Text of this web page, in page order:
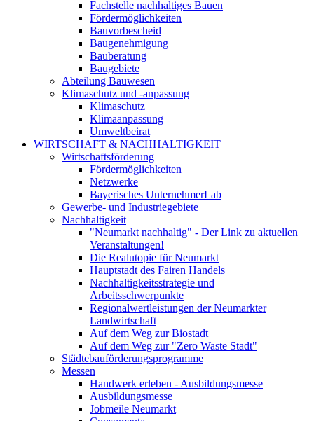
Fachstelle nachhaltiges Bauen
Fördermöglichkeiten
Bauvorbescheid
Baugenehmigung
Bauberatung
Baugebiete
Abteilung Bauwesen
Klimaschutz und -anpassung
Klimaschutz
Klimaanpassung
Umweltbeirat
WIRTSCHAFT & NACHHALTIGKEIT
Wirtschaftsförderung
Fördermöglichkeiten
Netzwerke
Bayerisches UnternehmerLab
Gewerbe- und Industriegebiete
Nachhaltigkeit
"Neumarkt nachhaltig" - Der Link zu aktuellen
Veranstaltungen!
Die Realutopie für Neumarkt
Hauptstadt des Fairen Handels
Nachhaltigkeitsstrategie und
Arbeitsschwerpunkte
Regionalwertleistungen der Neumarkter
Landwirtschaft
Auf dem Weg zur Biostadt
Auf dem Weg zur "Zero Waste Stadt"
Städtebauförderungsprogramme
Messen
Handwerk erleben - Ausbildungsmesse
Ausbildungsmesse
Jobmeile Neumarkt